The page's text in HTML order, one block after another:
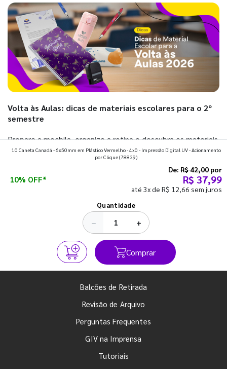
Volta às Aulas: dicas de materiais escolares para o 2º
semestre
Prepare a mochila, organize a rotina e descubra os materiais
que fazem toda diferença para começar o segundo
10 Caneta Canadá - 6x50mm em Plástico Vermelho - 4x0 - Impressão Digital UV - Acionamento
por Clique(78829)
10% OFF*
De: R$ 42,00 por
R$ 37,99
até 3x de R$ 12,66 sem juros
Quantidade
− +
Comprar
Balcões de Retirada
Revisão de Arquivo
Perguntas Frequentes
GIV na Imprensa
Tutoriais